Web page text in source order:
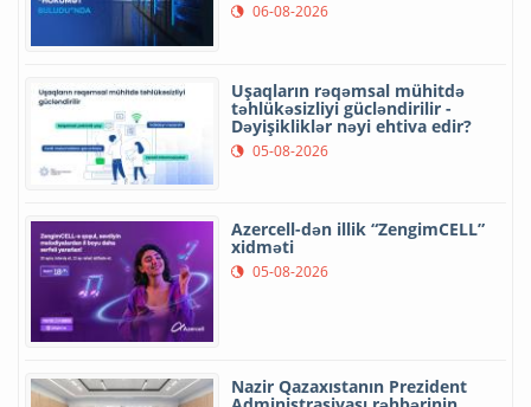
06-08-2026
Uşaqların rəqəmsal mühitdə
təhlükəsizliyi gücləndirilir -
Dəyişikliklər nəyi ehtiva edir?
05-08-2026
Azercell-dən illik “ZengimCELL”
xidməti
05-08-2026
Nazir Qazaxıstanın Prezident